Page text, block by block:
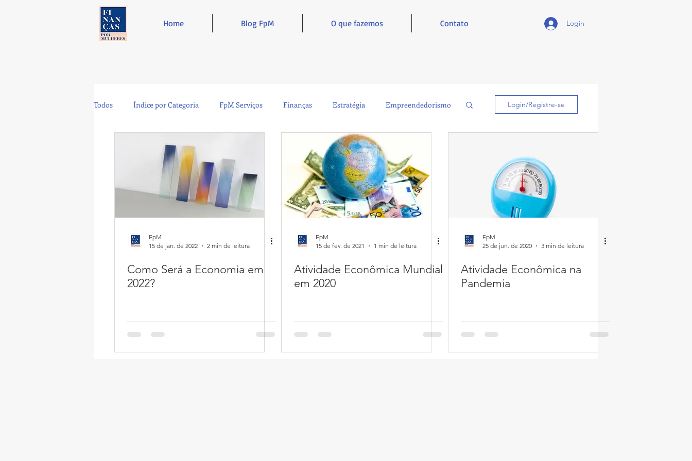
Home Blog FpM O que fazemos Contato Login
Todos Índice por Categoria FpM Serviços Finanças Estratégia Empreendedorismo
Controladoria Administração Inclusão e Inspiração
Café e Amigos Top 12
Login/Registre-se
FpM
15 de jan. de 2022
2 min de leitura
Como Será a Economia em
2022?
FpM
15 de fev. de 2021
1 min de leitura
Atividade Econômica Mundial
em 2020
FpM
25 de jun. de 2020
3 min de leitura
Atividade Econômica na
Pandemia